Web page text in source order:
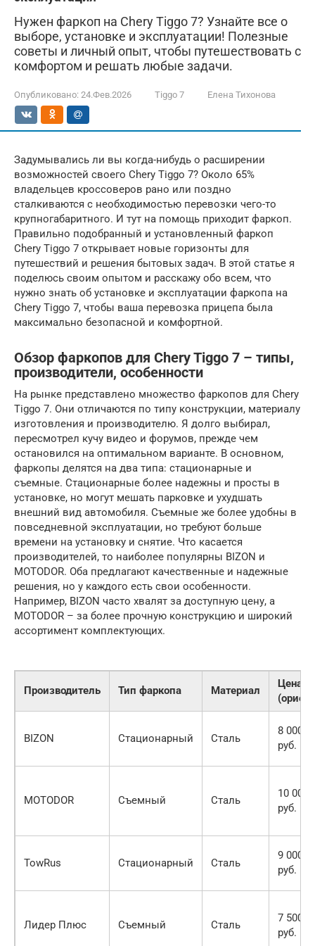
Нужен фаркоп на Chery Tiggo 7? Узнайте все о
выборе, установке и эксплуатации! Полезные
советы и личный опыт, чтобы путешествовать с
комфортом и решать любые задачи.
Опубликовано: 24.Фев.2026 Tiggo 7 Елена Тихонова
Задумывались ли вы когда-нибудь о расширении
возможностей своего Chery Tiggo 7? Около 65%
владельцев кроссоверов рано или поздно
сталкиваются с необходимостью перевозки чего-то
крупногабаритного. И тут на помощь приходит фаркоп.
Правильно подобранный и установленный фаркоп
Chery Tiggo 7 открывает новые горизонты для
путешествий и решения бытовых задач. В этой статье я
поделюсь своим опытом и расскажу обо всем, что
нужно знать об установке и эксплуатации фаркопа на
Chery Tiggo 7, чтобы ваша перевозка прицепа была
максимально безопасной и комфортной.
Обзор фаркопов для Chery Tiggo 7 – типы,
производители, особенности
На рынке представлено множество фаркопов для Chery
Tiggo 7. Они отличаются по типу конструкции, материалу
изготовления и производителю. Я долго выбирал,
пересмотрел кучу видео и форумов, прежде чем
остановился на оптимальном варианте. В основном,
фаркопы делятся на два типа: стационарные и
съемные. Стационарные более надежны и просты в
установке, но могут мешать парковке и ухудшать
внешний вид автомобиля. Съемные же более удобны в
повседневной эксплуатации, но требуют больше
времени на установку и снятие. Что касается
производителей, то наиболее популярны BIZON и
MOTODOR. Оба предлагают качественные и надежные
решения, но у каждого есть свои особенности.
Например, BIZON часто хвалят за доступную цену, а
MOTODOR – за более прочную конструкцию и широкий
ассортимент комплектующих.
Производитель Тип фаркопа Материал
Цена
BIZON Стационарный Сталь
8 000
руб.
MOTODOR Съемный Сталь
10 000
руб.
TowRus Стационарный Сталь
9 000
руб.
Лидер Плюс Съемный Сталь
7 500
руб.